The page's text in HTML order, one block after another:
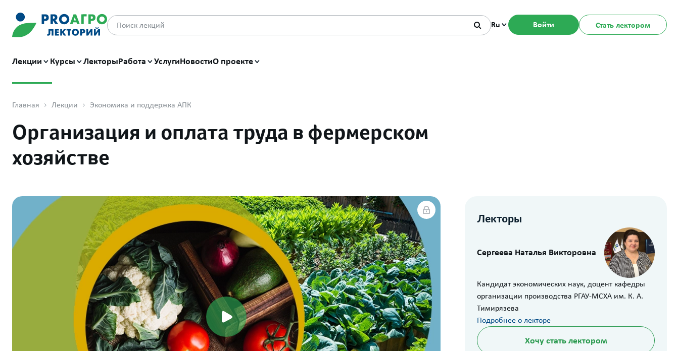
Ru Войти Стать лектором
Лекции Курсы ЛекторыРабота УслугиНовостиО проекте
Главная Лекции Экономика и поддержка АПК
Организация и оплата труда в фермерском
хозяйстве
Лекторы
Сергеева Наталья Викторовна
Кандидат экономических наук, доцент кафедры
организации производства РГАУ-МСХА им. К. А.
Тимирязева
Подробнее о лекторе
Хочу стать лектором